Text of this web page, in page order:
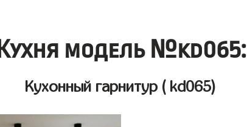
Кухня модель №kd065:
Кухонный гарнитур ( kd065)